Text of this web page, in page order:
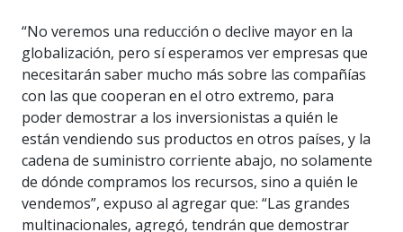
“No veremos una reducción o declive mayor en la
globalización, pero sí esperamos ver empresas que
necesitarán saber mucho más sobre las compañías
con las que cooperan en el otro extremo, para
poder demostrar a los inversionistas a quién le
están vendiendo sus productos en otros países, y la
cadena de suministro corriente abajo, no solamente
de dónde compramos los recursos, sino a quién le
vendemos”, expuso al agregar que: “Las grandes
multinacionales, agregó, tendrán que demostrar